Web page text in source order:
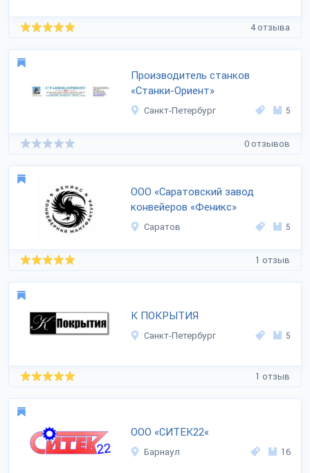
4 отзыва
Производитель станков
«Станки-Ориент»
Санкт-Петербург 5
0 отзывов
ООО «Саратовский завод
конвейеров «Феникс»
Саратов 5
1 отзыв
К ПОКРЫТИЯ
Санкт-Петербург 5
1 отзыв
ООО «СИТЕК22«
Барнаул 16